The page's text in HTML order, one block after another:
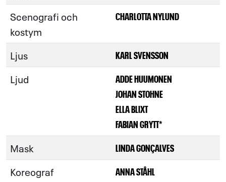
Scenografi och
kostym
CHARLOTTA NYLUND
Ljus KARL SVENSSON
Ljud
ADDE HUUMONEN
JOHAN STOHNE
ELLA BLIXT
FABIAN GRYTT*
Mask LINDA GONÇALVES
Koreograf ANNA STÅHL